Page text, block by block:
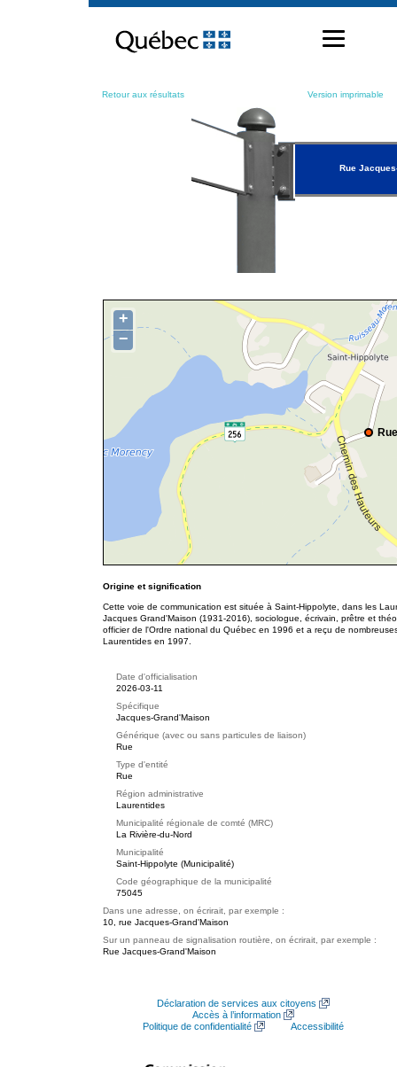
contenu
Retour aux résultats Version imprimable
Rue
+
−
Origine et signification
Cette voie de communication est située à Saint-Hippolyte, dans les
Jacques Grand'Maison (1931-2016), sociologue, écrivain, prêtre et
officier de l'Ordre national du Québec en 1996 et a reçu de
Laurentides en 1997.
Date d'officialisation
2026-03-11
Spécifique
Jacques-Grand'Maison
Générique (avec ou sans particules de liaison)
Rue
Type d'entité
Rue
Région administrative
Laurentides
Municipalité régionale de comté (MRC)
La Rivière-du-Nord
Municipalité
Saint-Hippolyte (Municipalité)
Code géographique de la municipalité
75045
Dans une adresse, on écrirait, par exemple :
10, rue Jacques-Grand'Maison
Sur un panneau de signalisation routière, on écrirait, par exemple :
Rue Jacques-Grand'Maison
Déclaration de services aux citoyens
Accès à l’information
Politique de confidentialité
Accessibilité